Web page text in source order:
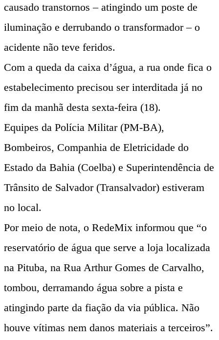
causado transtornos – atingindo um poste de
iluminação e derrubando o transformador – o
acidente não teve feridos.
Com a queda da caixa d’água, a rua onde fica o
estabelecimento precisou ser interditada já no
fim da manhã desta sexta-feira (18).
Equipes da Polícia Militar (PM-BA),
Bombeiros, Companhia de Eletricidade do
Estado da Bahia (Coelba) e Superintendência de
Trânsito de Salvador (Transalvador) estiveram
no local.
Por meio de nota, o RedeMix informou que “o
reservatório de água que serve a loja localizada
na Pituba, na Rua Arthur Gomes de Carvalho,
tombou, derramando água sobre a pista e
atingindo parte da fiação da via pública. Não
houve vítimas nem danos materiais a terceiros”.